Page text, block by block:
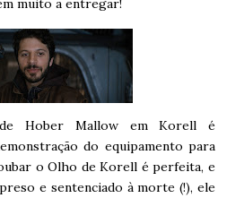
muito a entregar!
Hober Mallow em Korell é
do equipamento para
o Olho de Korell é perfeita, e
e sentenciado à morte (!), ele